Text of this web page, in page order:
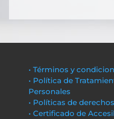
• Términos y
• Política de
Personales
• Políticas de
• Certificado de